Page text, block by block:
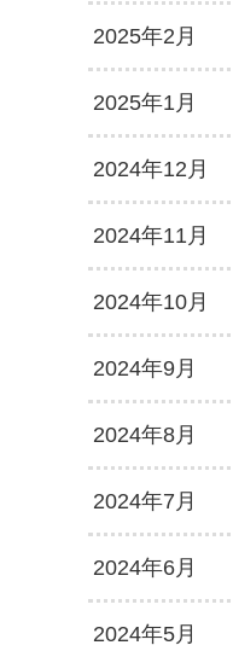
2025年2月
2025年1月
2024年12月
2024年11月
2024年10月
2024年9月
2024年8月
2024年7月
2024年6月
2024年5月